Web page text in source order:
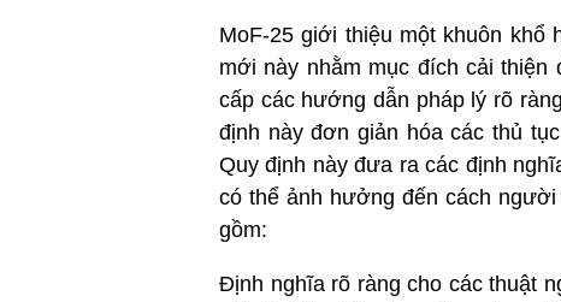
MoF-25 giới thiệu một khuôn khổ
mới này nhằm mục đích cải
cấp các hướng dẫn pháp lý rõ
định này đơn giản hóa các thủ
Quy định này đưa ra các định
có thể ảnh hưởng đến cách
gồm:
Định nghĩa rõ ràng cho các thuật